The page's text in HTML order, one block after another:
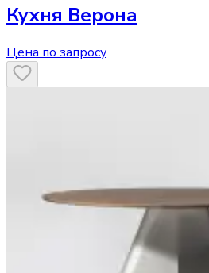
Кухня Верона
Цена по запросу